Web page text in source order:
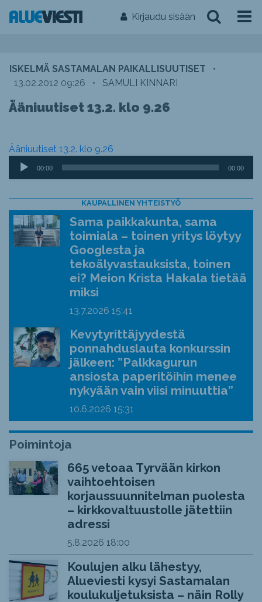
Kirjaudu sisään
ISKELMÄ SASTAMALAN PAIKALLISUUTISET
•
13.02.2012 09:26
• SAMULI KINNARI
Ääniuutiset 13.2. klo 9.26
Ääniuutiset 13.2. klo 9.26
Äänitoistin
00:00 00:00
KAUPALLINEN YHTEISTYÖ
Sama paikkakunta, sama
toimiala – toinen yritys löytyy
Googlesta ja
tekoälyvastauksista, toinen
ei? Meion Krista Hakala tietää
miksi
13.7.2026 15:41
Kevytyrittäjyydestä
ponnahduslauta konkurssin
jälkeen: ”Palkkagurun
ansiosta paperitöihin menee
nykyään vain viisi minuuttia”
10.6.2026 15:31
Poimintoja
665 vetoaa Tyrvään kirkon
vaihtoehtoisen
korjaussuunnitelman puolesta
– kirkkovaltuustolle jätettiin
adressi
5.8.2026 18:00
Koulujen alku lähestyy,
Alueviesti kysyi Sastamalan
koulukuljetuksista – näin Rolly